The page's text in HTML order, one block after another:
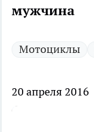
мужчина
Мотоциклы
20 апреля 2016